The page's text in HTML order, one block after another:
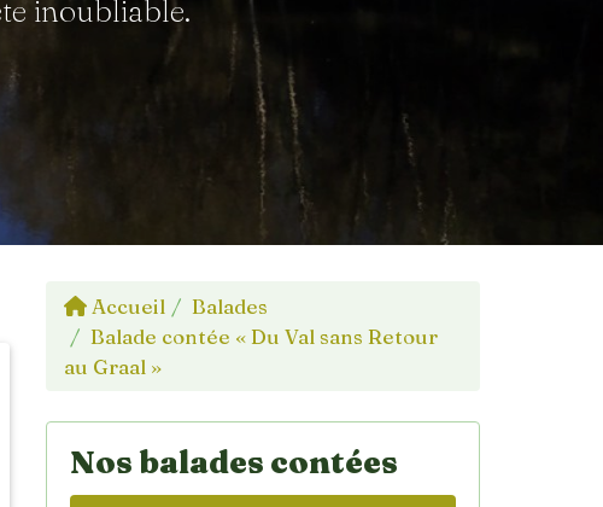
inoubliable.
Accueil
Balades
Balade contée « Du Val sans Retour
au Graal »
Nos balades contées